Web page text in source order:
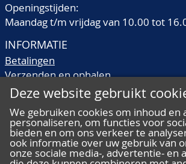
Openingstijden:
Maandag t/m vrijdag van 10.00 tot
INFORMATIE
Betalingen
Verzenden en ophalen
Veilingtermen
Kwaliteitsomschrijvingen
Veelgestelde vragen
Deze website gebruikt
We gebruiken cookies om inhoud en
personaliseren, om functies voor
bieden en om ons verkeer te
ook informatie over uw gebruik van
onze sociale media-, advertentie- en